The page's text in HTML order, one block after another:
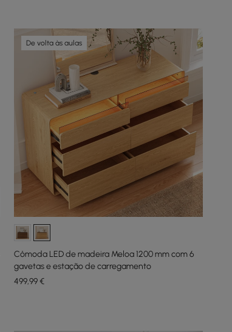
De volta às aulas
Cômoda LED de madeira Meloa 1200 mm com 6
gavetas e estação de carregamento
499,99€